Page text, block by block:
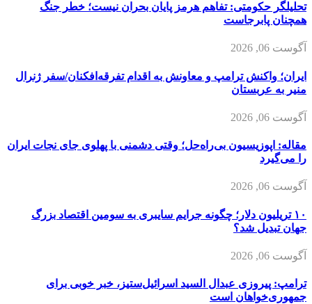
تحلیلگر حکومتی: تفاهم هرمز پایان بحران نیست؛ خطر جنگ
همچنان پابرجاست
آگوست 06, 2026
ایران؛ واکنش ترامپ و معاونش به اقدام تفرقه‌افکنان/سفر ژنرال
منیر به عربستان
آگوست 06, 2026
مقاله: اپوزیسیون بی‌راه‌حل؛ وقتی دشمنی با پهلوی جای نجات ایران
را می‌گیرد
آگوست 06, 2026
۱۰ تریلیون دلار؛ چگونه جرایم سایبری به سومین اقتصاد بزرگ
جهان تبدیل شد؟
آگوست 06, 2026
ترامپ: پیروزی عبدال السید اسرائیل‌ستیز، خبر خوبی برای
جمهوری‌خواهان است